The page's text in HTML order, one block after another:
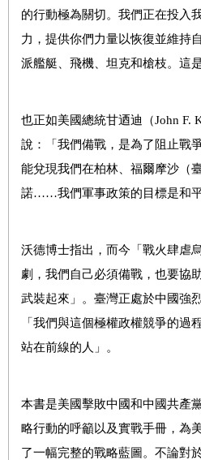
的行動極為關切。我們正在投入
力，提供你們力量以恢復並維持
派艦艇、飛機、坦克和槍枝。這
也正如美國總統甘迺迪（John F.
說：「我們備戰，是為了阻止
能兌現我們在柏林、福爾摩沙（
諾……我們軍事政策的目標是和平
沃德博士指出，而今「戰火肆虐
劇，我們自己必須備戰，也要協
武裝起來」。臺灣正處於中國強
「我們與這個極權政權競爭的過
站在前線的人」。
本書是美國擊敗中國和中國共產
略行動的呼籲以及實戰手冊，為
了一幅完整的戰略藍圖。不論對